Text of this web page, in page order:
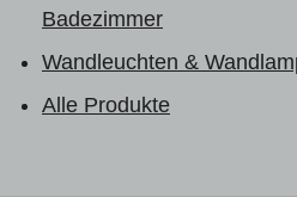
Badezimmer
Wandleuchten &
Alle Produkte